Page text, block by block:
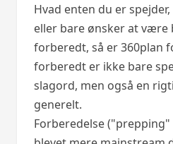
Hvad enten du er
eller bare ønsker at være
forberedt, så er 360plan
forberedt er ikke bare
slagord, men også en
generelt.
Forberedelse